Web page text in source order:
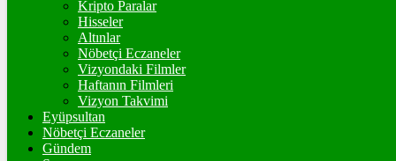
ETHEREUM
TETHER
Kripto Paralar
Hisseler
Altınlar
Nöbetçi Eczaneler
Vizyondaki Filmler
Haftanın Filmleri
Vizyon Takvimi
Eyüpsultan
Nöbetçi Eczaneler
Gündem